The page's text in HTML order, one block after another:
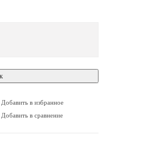
Добавить в избранное
Добавить в сравнение